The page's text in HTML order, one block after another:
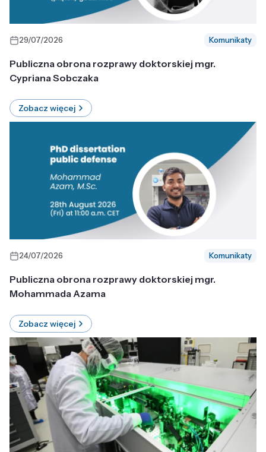
29/07/2026 Komunikaty
Publiczna obrona rozprawy doktorskiej mgr.
Cypriana Sobczaka
Zobacz więcej
24/07/2026 Komunikaty
Publiczna obrona rozprawy doktorskiej mgr.
Mohammada Azama
Zobacz więcej